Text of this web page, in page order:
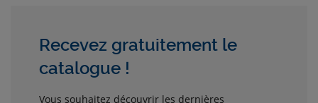
Recevez gratuitement le
catalogue !
Vous souhaitez découvrir les dernières